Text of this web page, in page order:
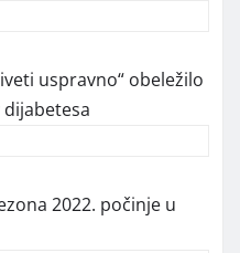
uspravno“ obeležilo
2022. počinje u